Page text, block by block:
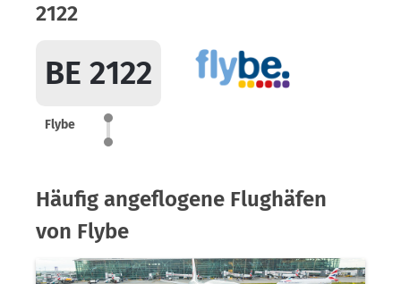
2122
BE 2122
Flybe
Häufig angeflogene Flughäfen
von Flybe